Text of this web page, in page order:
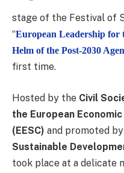
stage of the Festival of
“European Leadership for
Helm of the Post-2030
first time.
Hosted by the Civil
the European
(EESC) and promoted
Sustainable
took place at a delicate